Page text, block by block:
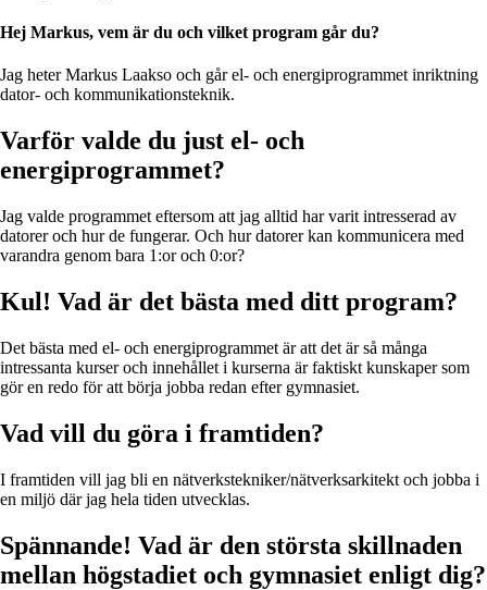
Hej Markus, vem är du och vilket program går du?
Jag heter Markus Laakso och går el- och energiprogrammet inriktning
dator- och kommunikationsteknik.
Varför valde du just el- och
energiprogrammet?
Jag valde programmet eftersom att jag alltid har varit intresserad av
datorer och hur de fungerar. Och hur datorer kan kommunicera med
varandra genom bara 1:or och 0:or?
Kul! Vad är det bästa med ditt program?
Det bästa med el- och energiprogrammet är att det är så många
intressanta kurser och innehållet i kurserna är faktiskt kunskaper som
gör en redo för att börja jobba redan efter gymnasiet.
Vad vill du göra i framtiden?
I framtiden vill jag bli en nätverkstekniker/nätverksarkitekt och jobba i
en miljö där jag hela tiden utvecklas.
Spännande! Vad är den största skillnaden
mellan högstadiet och gymnasiet enligt dig?